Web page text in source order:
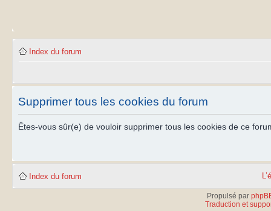
Index du forum
Supprimer tous les cookies du forum
Êtes-vous sûr(e) de vouloir supprimer tous les cookies de ce
Index du forum
Propulsé par
Traduction et